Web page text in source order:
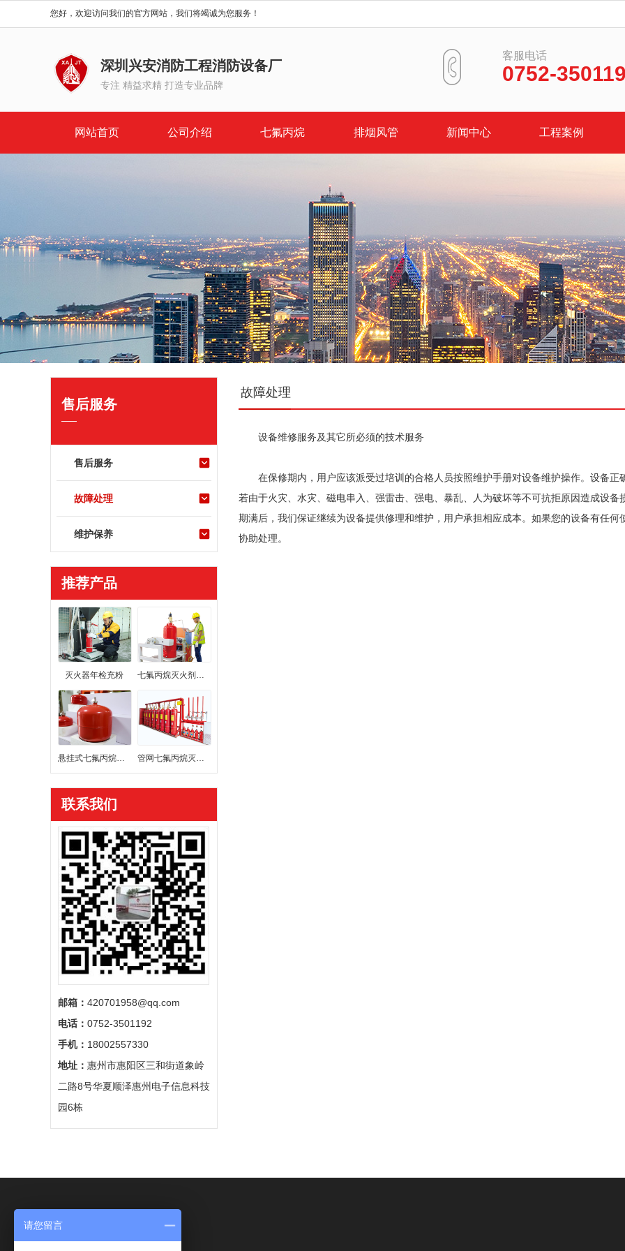
您好，欢迎访问我们的官方网站，我们将竭诚为您服务！
深圳兴安消防工程消防设备厂
专注 精益求精 打造专业品牌
客服电话
0752-
网站首页 公司介绍 七氟丙烷 排烟风管 新闻中心 工程案例
售后服务
售后服务
故障处理
维护保养
推荐产品
灭火器年检充粉 七氟丙烷灭火剂充装
悬挂式七氟丙烷灭火装置 管网七氟丙烷灭火系统
联系我们
邮箱： 420701958@qq.com
电话： 0752-3501192
手机： 18002557330
地址： 惠州市惠阳区三和街道象岭
二路8号华夏顺泽惠州电子信息科技
园6栋
故障处理
设备维修服务及其它所必须的技术服务
在保修期内，用户应该派受过培训的合格人员按照维护手册对设备维护操作。设备
若由于火灾、水灾、磁电串入、强雷击、强电、暴乱、人为破坏等不可抗拒原因造成设
期满后，我们保证继续为设备提供修理和维护，用户承担相应成本。如果您的设备有任
协助处理。
请您留言